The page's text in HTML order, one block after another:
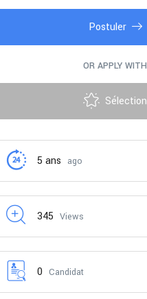
Postuler
OR APPLY WITH
Sélection
5 ans ago
345 Views
0 Candidat